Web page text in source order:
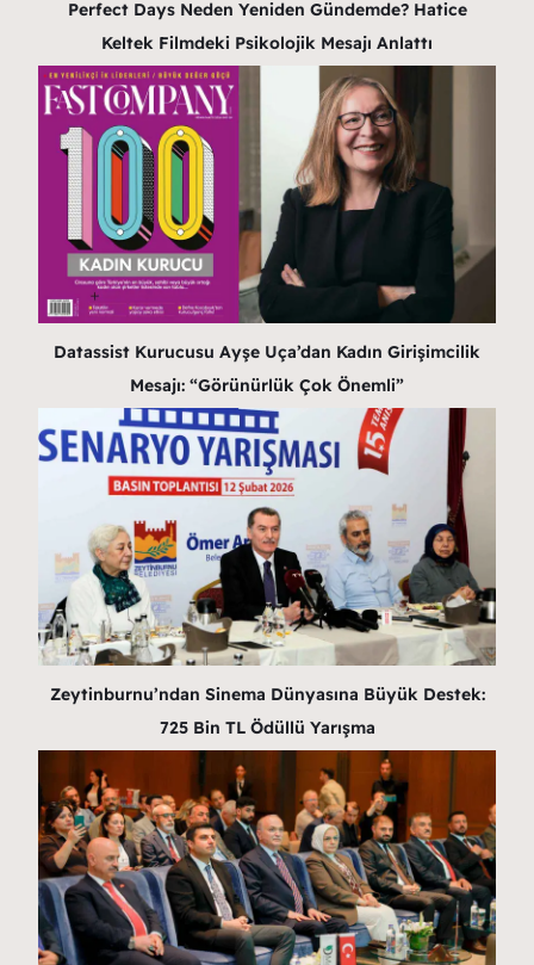
Perfect Days Neden Yeniden Gündemde? Hatice
Keltek Filmdeki Psikolojik Mesajı Anlattı
Datassist Kurucusu Ayşe Uça’dan Kadın Girişimcilik
Mesajı: “Görünürlük Çok Önemli”
Zeytinburnu’ndan Sinema Dünyasına Büyük Destek:
725 Bin TL Ödüllü Yarışma